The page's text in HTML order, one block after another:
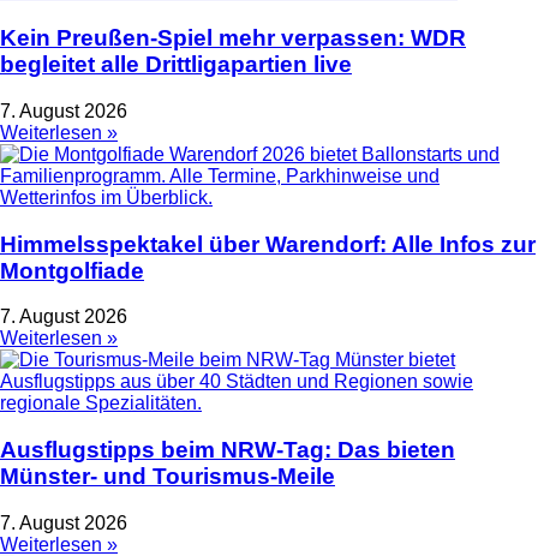
Kein Preußen-Spiel mehr verpassen: WDR
begleitet alle Drittligapartien live
7. August 2026
Weiterlesen »
Himmelsspektakel über Warendorf: Alle Infos zur
Montgolfiade
7. August 2026
Weiterlesen »
Ausflugstipps beim NRW-Tag: Das bieten
Münster- und Tourismus-Meile
7. August 2026
Weiterlesen »